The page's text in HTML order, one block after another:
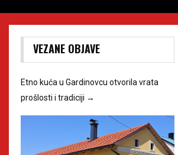
VEZANE OBJAVE
Etno kuća u Gardinovcu otvorila vrata
prošlosti i tradiciji →